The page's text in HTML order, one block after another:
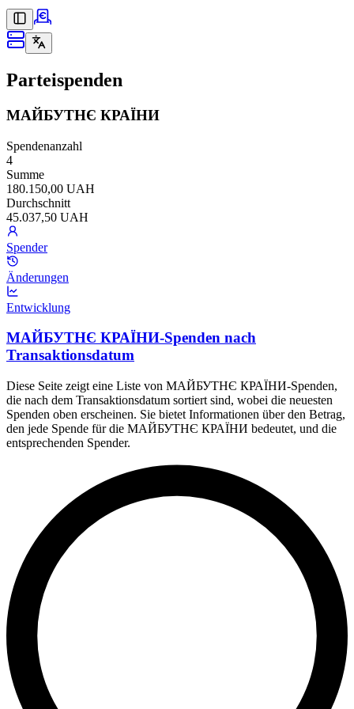
Parteispenden
МАЙБУТНЄ КРАЇНИ
Spendenanzahl
4
Summe
180.150,00 UAH
Durchschnitt
45.037,50 UAH
Spender
Änderungen
Entwicklung
МАЙБУТНЄ КРАЇНИ-Spenden nach
Transaktionsdatum
Diese Seite zeigt eine Liste von МАЙБУТНЄ КРАЇНИ-Spenden,
die nach dem Transaktionsdatum sortiert sind, wobei die neuesten
Spenden oben erscheinen. Sie bietet Informationen über den Betrag,
den jede Spende für die МАЙБУТНЄ КРАЇНИ bedeutet, und die
entsprechenden Spender.